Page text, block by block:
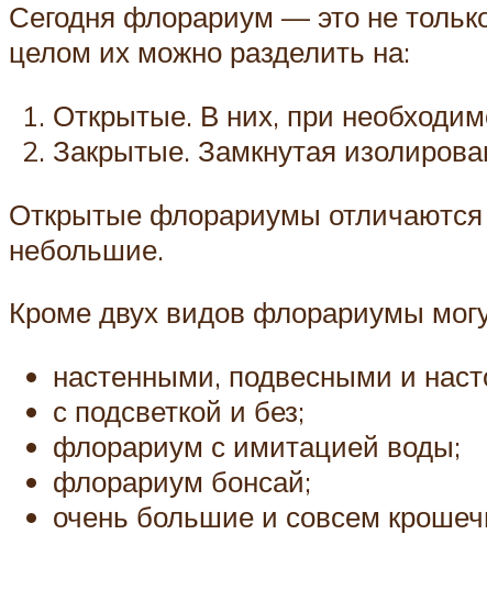
Сегодня флорариум — это не
целом их можно разделить на:
Открытые. В них, при
Закрытые. Замкнутая
Открытые флорариумы отличаются
небольшие.
Кроме двух видов флорариумы
настенными, подвесными и
с подсветкой и без;
флорариум с имитацией воды;
флорариум бонсай;
очень большие и совсем